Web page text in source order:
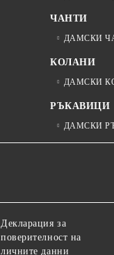
ЧАНТИ
ДАМСКИ
КОЛАНИ
ДАМСКИ
РЪКАВИЦИ
ДАМСКИ
Декларация за
поверителност на
личните данни